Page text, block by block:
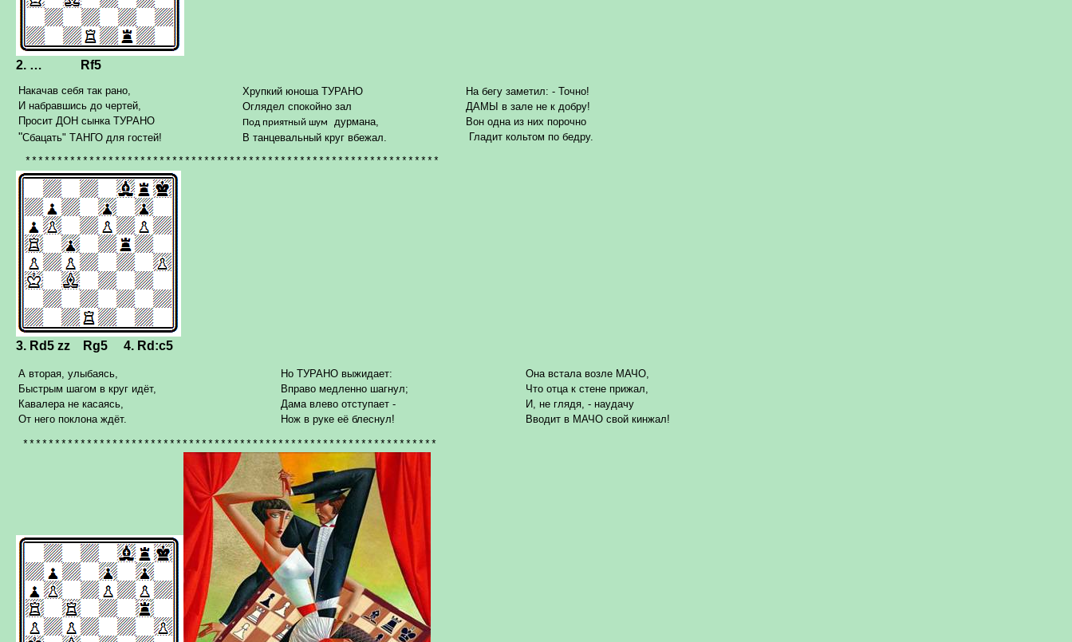
2. … Rf5
Накачав себя так рано,
И набравшись до чертей,
Просит ДОН сынка ТУРАНО
"Сбацать" ТАНГО для гостей!
Хрупкий юноша ТУРАНО
Оглядел спокойно зал
Под приятный шум
дурмана,
В танцевальный круг вбежал.
На бегу заметил: - Точно!
ДАМЫ в зале не к добру!
Вон одна из них порочно
Гладит кольтом по бедру.
*****************************************************************
3. Rd5 zz Rg5 4. Rd:c5
А вторая, улыбаясь,
Быстрым шагом в круг идёт,
Кавалера не касаясь,
От него поклона ждёт.
Но ТУРАНО выжидает:
Вправо медленно шагнул;
Дама влево отступает -
Нож в руке её блеснул!
Она встала возле МАЧО,
Что отца к стене прижал,
И, не глядя, - наудачу
Вводит в МАЧО свой кинжал!
*****************************************************************